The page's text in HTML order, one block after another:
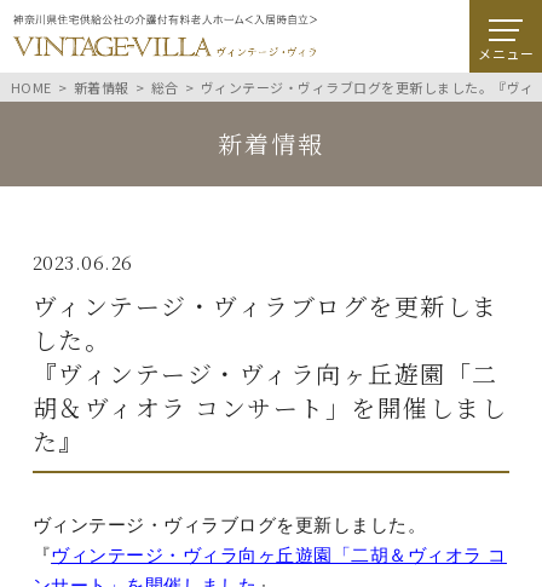
メニュー
HOME
新着情報 総合 ヴィンテージ・ヴィラブログを更新しました。『ヴ
新着情報
2023.06.26
ヴィンテージ・ヴィラブログを更新しま
した。
『ヴィンテージ・ヴィラ向ヶ丘遊園「二
胡＆ヴィオラ コンサート」を開催しまし
た』
ヴィンテージ・ヴィラブログを更新しました。
『ヴィンテージ・ヴィラ向ヶ丘遊園「二胡＆ヴィオラ コ